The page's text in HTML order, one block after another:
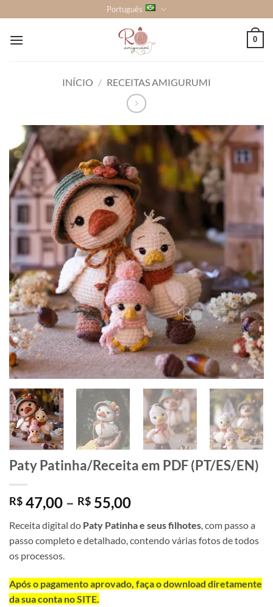
to
content
Português
0
INÍCIO / RECEITAS AMIGURUMI
Paty Patinha/Receita em PDF (PT/ES/EN)
R$ 47,00 – R$ 55,00Faixa
preço:
R$ 47,00
R$ 55,00
Receita digital do Paty Patinha e seus filhotes, com passo a
passo completo e detalhado, contendo várias fotos de todos
os processos.
Após o pagamento aprovado, faça o download diretamente
da sua conta no SITE.